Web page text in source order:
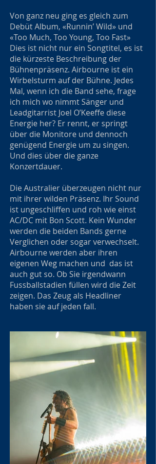
Von ganz neu ging es gleich zum
Debüt Album, «Runnin’ Wild» und
«Too Much, Too Young, Too Fast»
Dies ist nicht nur ein Songtitel, es ist
die kürzeste Beschreibung der
Bühnenpräsenz. Airbourne ist ein
Wirbelsturm auf der Bühne. Jedes
Mal, wenn ich die Band sehe, frage
ich mich wo nimmt Sänger und
Leadgitarrist Joel O’Keeffe diese
Energie her? Er rennt, er springt
über die Monitore und dennoch
genügend Energie um zu singen.
Und dies über die ganze
Konzertdauer.
Die Australier überzeugen nicht nur
mit ihrer wilden Präsenz. Ihr Sound
ist ungeschliffen und roh wie einst
AC/DC mit Bon Scott. Kein Wunder
werden die beiden Bands gerne
Verglichen oder sogar verwechselt.
Airbourne werden aber ihren
eigenen Weg machen und das ist
auch gut so. Ob Sie irgendwann
Fussballstadien füllen wird die Zeit
zeigen. Das Zeug als Headliner
haben sie auf jeden fall.